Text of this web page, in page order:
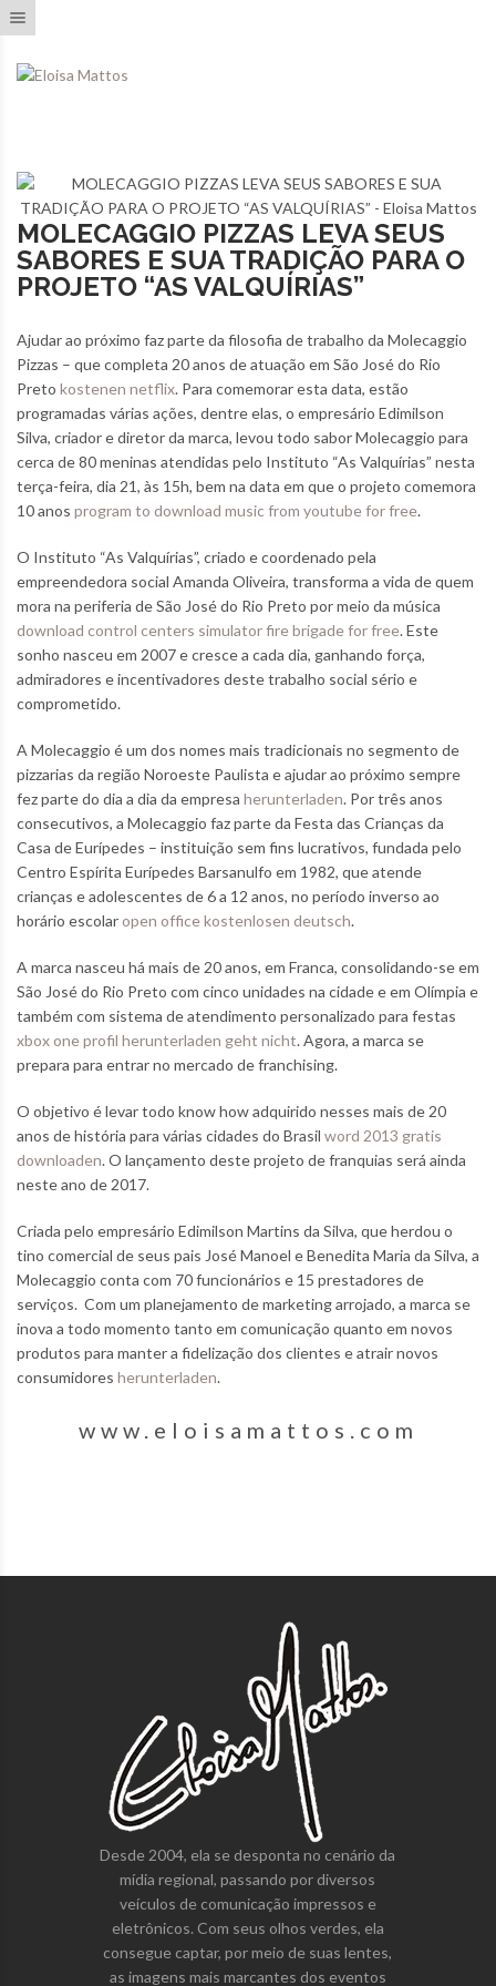
MOLECAGGIO PIZZAS LEVA SEUS
SABORES E SUA TRADIÇÃO PARA O
PROJETO “AS VALQUÍRIAS”
Ajudar ao próximo faz parte da filosofia de trabalho da Molecaggio
Pizzas – que completa 20 anos de atuação em São José do Rio
Preto kostenen netflix. Para comemorar esta data, estão
programadas várias ações, dentre elas, o empresário Edimilson
Silva, criador e diretor da marca, levou todo sabor Molecaggio para
cerca de 80 meninas atendidas pelo Instituto “As Valquírias” nesta
terça-feira, dia 21, às 15h, bem na data em que o projeto comemora
10 anos program to download music from youtube for free.
O Instituto “As Valquírias”, criado e coordenado pela
empreendedora social Amanda Oliveira, transforma a vida de quem
mora na periferia de São José do Rio Preto por meio da música
download control centers simulator fire brigade for free. Este
sonho nasceu em 2007 e cresce a cada dia, ganhando força,
admiradores e incentivadores deste trabalho social sério e
comprometido.
A Molecaggio é um dos nomes mais tradicionais no segmento de
pizzarias da região Noroeste Paulista e ajudar ao próximo sempre
fez parte do dia a dia da empresa herunterladen. Por três anos
consecutivos, a Molecaggio faz parte da Festa das Crianças da
Casa de Eurípedes – instituição sem fins lucrativos, fundada pelo
Centro Espírita Eurípedes Barsanulfo em 1982, que atende
crianças e adolescentes de 6 a 12 anos, no período inverso ao
horário escolaropen office kostenlosen deutsch.
A marca nasceu há mais de 20 anos, em Franca, consolidando-se em
São José do Rio Preto com cinco unidades na cidade e em Olímpia e
também com sistema de atendimento personalizado para festas
xbox one profil herunterladen geht nicht. Agora, a marca se
prepara para entrar no mercado de franchising.
O objetivo é levar todo know how adquirido nesses mais de 20
anos de história para várias cidades do Brasil word 2013 gratis
downloaden. O lançamento deste projeto de franquias será ainda
neste ano de 2017.
Criada pelo empresário Edimilson Martins da Silva, que herdou o
tino comercial de seus pais José Manoel e Benedita Maria da Silva, a
Molecaggio conta com 70 funcionários e 15 prestadores de
serviços. Com um planejamento de marketing arrojado, a marca se
inova a todo momento tanto em comunicação quanto em novos
produtos para manter a fidelização dos clientes e atrair novos
consumidores herunterladen.
www.eloisamattos.com
Desde 2004, ela se desponta no cenário da
mídia regional, passando por diversos
veículos de comunicação impressos e
eletrônicos. Com seus olhos verdes, ela
consegue captar, por meio de suas lentes,
as imagens mais marcantes dos eventos